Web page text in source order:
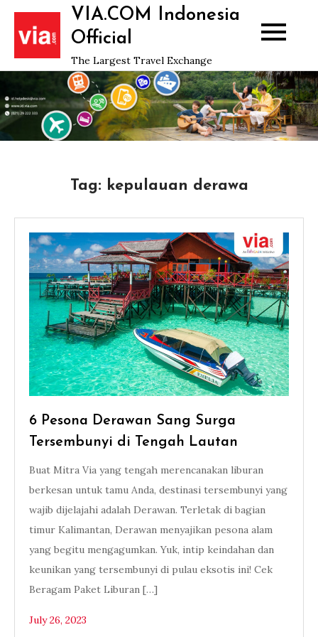
Skip
content
VIA.COM Indonesia
Official
The Largest Travel Exchange
Tag: kepulauan derawa
6 Pesona Derawan Sang Surga
Tersembunyi di Tengah Lautan
Buat Mitra Via yang tengah merencanakan liburan
berkesan untuk tamu Anda, destinasi tersembunyi yang
wajib dijelajahi adalah Derawan. Terletak di bagian
timur Kalimantan, Derawan menyajikan pesona alam
yang begitu mengagumkan. Yuk, intip keindahan dan
keunikan yang tersembunyi di pulau eksotis ini! Cek
Beragam Paket Liburan […]
July 26, 2023